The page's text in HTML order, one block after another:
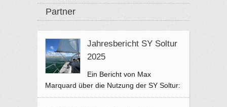
Partner
Jahresbericht SY Soltur
2025
Ein Bericht von Max
Marquard über die Nutzung der SY Soltur: